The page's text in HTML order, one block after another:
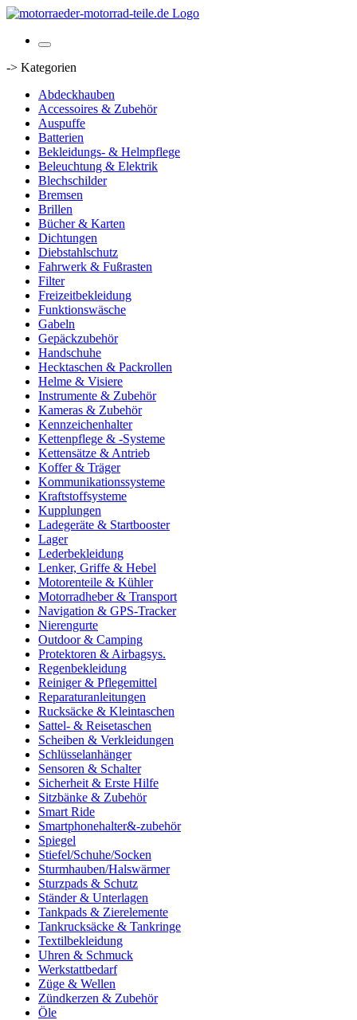
-> Kategorien
Abdeckhauben
Accessoires & Zubehör
Auspuffe
Batterien
Bekleidungs- & Helmpflege
Beleuchtung & Elektrik
Blechschilder
Bremsen
Brillen
Bücher & Karten
Dichtungen
Diebstahlschutz
Fahrwerk & Fußrasten
Filter
Freizeitbekleidung
Funktionswäsche
Gabeln
Gepäckzubehör
Handschuhe
Hecktaschen & Packrollen
Helme & Visiere
Instrumente & Zubehör
Kameras & Zubehör
Kennzeichenhalter
Kettenpflege & -Systeme
Kettensätze & Antrieb
Koffer & Träger
Kommunikationssysteme
Kraftstoffsysteme
Kupplungen
Ladegeräte & Startbooster
Lager
Lederbekleidung
Lenker, Griffe & Hebel
Motorenteile & Kühler
Motorradheber & Transport
Navigation & GPS-Tracker
Nierengurte
Outdoor & Camping
Protektoren & Airbagsys.
Regenbekleidung
Reiniger & Pflegemittel
Reparaturanleitungen
Rucksäcke & Kleintaschen
Sattel- & Reisetaschen
Scheiben & Verkleidungen
Schlüsselanhänger
Sensoren & Schalter
Sicherheit & Erste Hilfe
Sitzbänke & Zubehör
Smart Ride
Smartphonehalter&-zubehör
Spiegel
Stiefel/Schuhe/Socken
Sturmhauben/Halswärmer
Sturzpads & Schutz
Ständer & Unterlagen
Tankpads & Zierelemente
Tankrucksäcke & Tankringe
Textilbekleidung
Uhren & Schmuck
Werkstattbedarf
Züge & Wellen
Zündkerzen & Zubehör
Öle